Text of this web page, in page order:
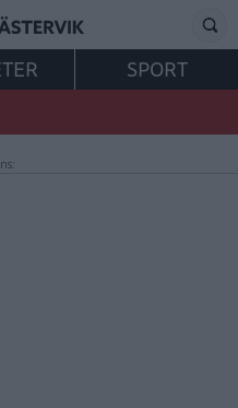
SPORT